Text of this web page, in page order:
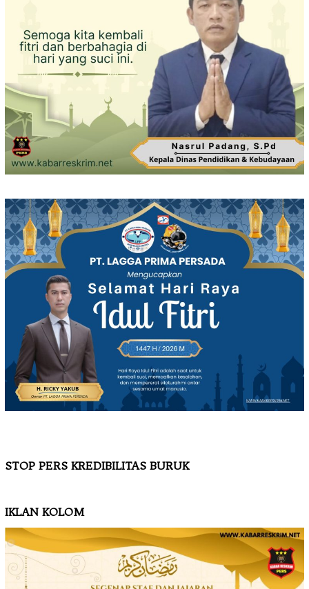
STOP PERS KREDIBILITAS BURUK
IKLAN KOLOM